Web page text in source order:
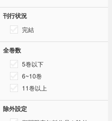
刊行状況
完結
全巻数
5巻以下
6~10巻
11巻以上
除外設定